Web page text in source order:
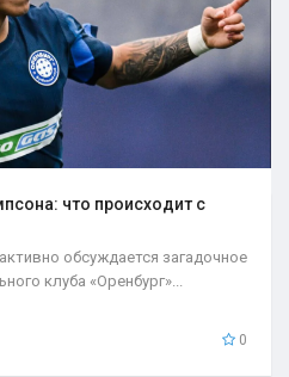
что происходит с
обсуждается загадочное
клуба «Оренбург»...
0